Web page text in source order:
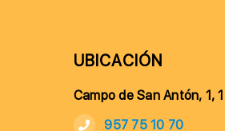
UBICACIÓN
Campo de San Antón, 1,
957 75 10 70